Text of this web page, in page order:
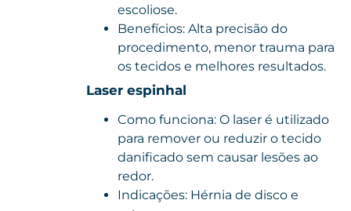
escoliose.
Benefícios: Alta precisão do
procedimento, menor trauma para
os tecidos e melhores resultados.
Laser espinhal
Como funciona: O laser é utilizado
para remover ou reduzir o tecido
danificado sem causar lesões ao
redor.
Indicações: Hérnia de disco e